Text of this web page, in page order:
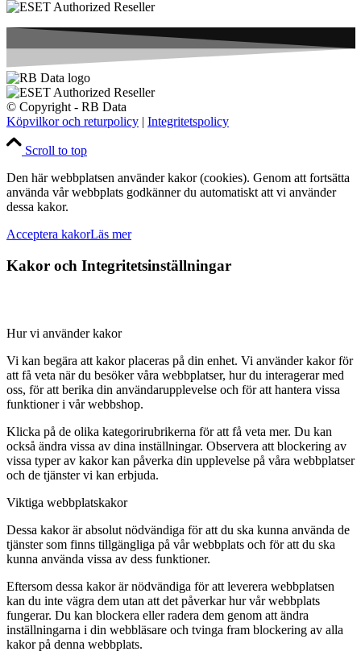
© Copyright - RB Data
Köpvilkor och returpolicy | Integritetspolicy
Scroll to top
Den här webbplatsen använder kakor (cookies). Genom att fortsätta
använda vår webbplats godkänner du automatiskt att vi använder
dessa kakor.
Acceptera kakorLäs mer
Kakor och Integritetsinställningar
Hur vi använder kakor
Vi kan begära att kakor placeras på din enhet. Vi använder kakor för
att få veta när du besöker våra webbplatser, hur du interagerar med
oss, för att berika din användarupplevelse och för att hantera vissa
funktioner i vår webbshop.
Klicka på de olika kategorirubrikerna för att få veta mer. Du kan
också ändra vissa av dina inställningar. Observera att blockering av
vissa typer av kakor kan påverka din upplevelse på våra webbplatser
och de tjänster vi kan erbjuda.
Viktiga webbplatskakor
Dessa kakor är absolut nödvändiga för att du ska kunna använda de
tjänster som finns tillgängliga på vår webbplats och för att du ska
kunna använda vissa av dess funktioner.
Eftersom dessa kakor är nödvändiga för att leverera webbplatsen
kan du inte vägra dem utan att det påverkar hur vår webbplats
fungerar. Du kan blockera eller radera dem genom att ändra
inställningarna i din webbläsare och tvinga fram blockering av alla
kakor på denna webbplats.